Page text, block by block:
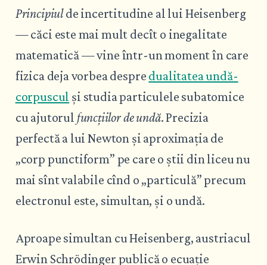
Principiulde incertitudine al lui Heisenberg
— căci este mai mult decît o inegalitate
matematică — vine într-un moment în care
fizica deja vorbea despre dualitatea undă-
corpuscul și studia particulele subatomice
cu ajutorul funcțiilor de undă. Precizia
perfectă a lui Newton și aproximația de
„corp punctiform” pe care o știi din liceu nu
mai sînt valabile cînd o „particulă” precum
electronul este, simultan, și o undă.
Aproape simultan cu Heisenberg, austriacul
Erwin Schrödinger publică o ecuație